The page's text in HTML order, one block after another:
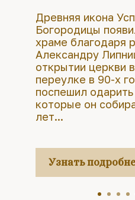
Древняя икона
Богородицы
храме благодаря
Александру
открытии церкви
переулке в 90-х
поспешил
которые он
лет...
Узнать